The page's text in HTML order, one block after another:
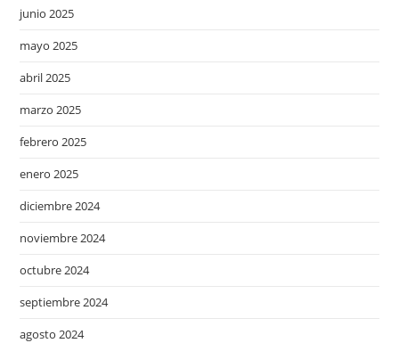
junio 2025
mayo 2025
abril 2025
marzo 2025
febrero 2025
enero 2025
diciembre 2024
noviembre 2024
octubre 2024
septiembre 2024
agosto 2024